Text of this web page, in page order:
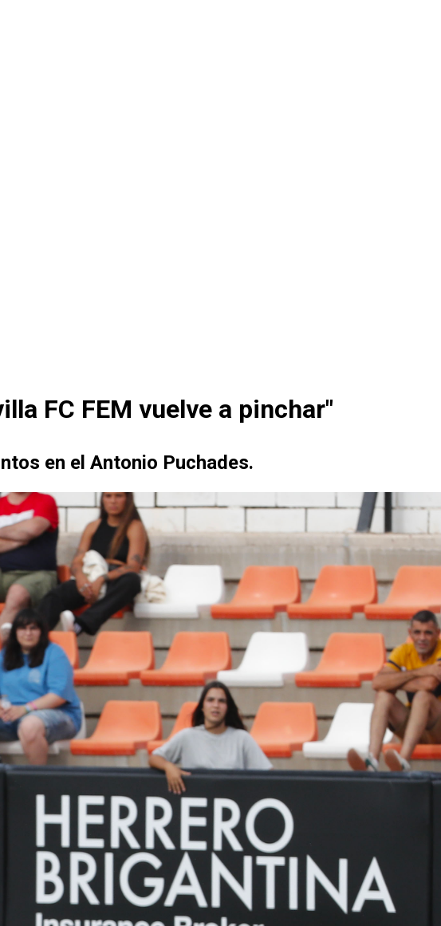
FC FEM vuelve a pinchar"
en el Antonio Puchades.